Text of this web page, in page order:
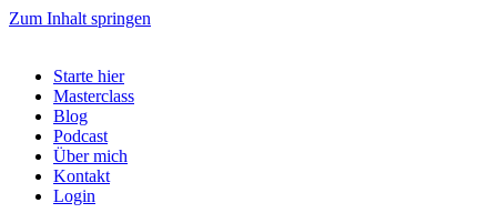
Zum Inhalt springen
Starte hier
Masterclass
Blog
Podcast
Über mich
Kontakt
Login